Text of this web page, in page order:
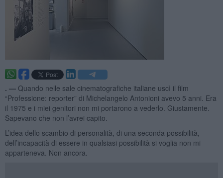
. — Quando nelle sale cinematografiche italiane uscì il film
“Professione: reporter” di Michelangelo Antonioni avevo 5 anni. Era
il 1975 e i miei genitori non mi portarono a vederlo. Giustamente.
Sapevano che non l’avrei capito.
L’idea dello scambio di personalità, di una seconda possibilità,
dell’incapacità di essere in qualsiasi possibilità si voglia non mi
apparteneva. Non ancora.